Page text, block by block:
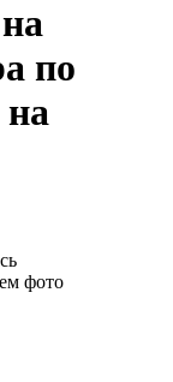
по
фото